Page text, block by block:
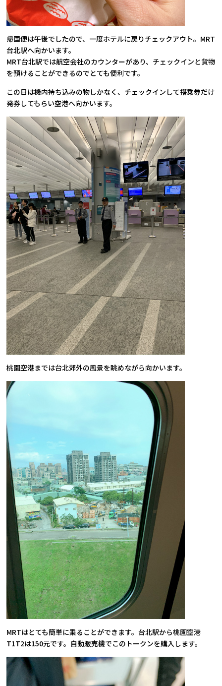
帰国便は午後でしたので、一度ホテルに戻りチェックアウト。MRT
台北駅へ向かいます。
MRT台北駅では航空会社のカウンターがあり、チェックインと貨物
を預けることができるのでとても便利です。
この日は機内持ち込みの物しかなく、チェックインして搭乗券だけ
発券してもらい空港へ向かいます。
桃園空港までは台北郊外の風景を眺めながら向かいます。
MRTはとても簡単に乗ることができます。台北駅から桃園空港
T1T2は150元です。自動販売機でこのトークンを購入します。